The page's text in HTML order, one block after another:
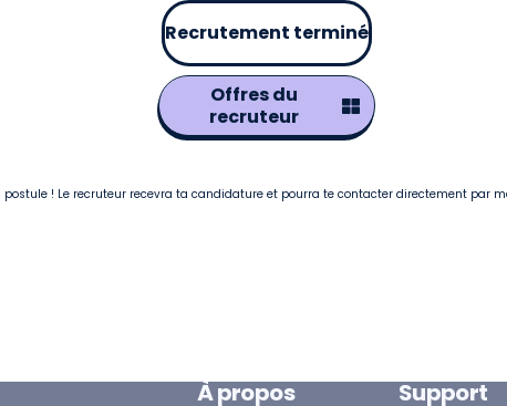
Recrutement terminé
Offres du
recruteur
postule ! Le recruteur recevra ta candidature et pourra te contacter directement par
À propos Support